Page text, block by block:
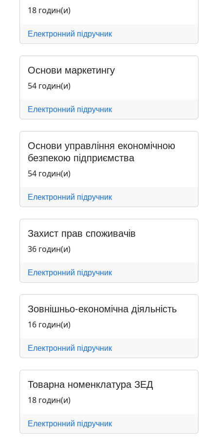
18 годин(и)
Електронний підручник
Основи маркетингу
54 годин(и)
Електронний підручник
Основи управління економічною
безпекою підприємства
54 годин(и)
Електронний підручник
Захист прав споживачів
36 годин(и)
Електронний підручник
Зовнішньо-економічна діяльність
16 годин(и)
Електронний підручник
Товарна номенклатура ЗЕД
18 годин(и)
Електронний підручник